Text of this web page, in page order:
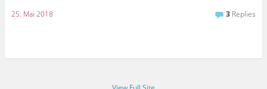
25. Mai 2018 3 Replies